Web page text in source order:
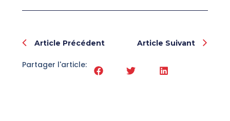
Prev
Article Précédent Article Suivant
Partager l'article: